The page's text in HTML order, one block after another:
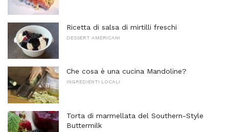
Ricetta di salsa di mirtilli freschi
DESSERT AMERICANI
Che cosa è una cucina Mandoline?
INGREDIENTI LOCALI
Torta di marmellata del Southern-Style
Buttermilk